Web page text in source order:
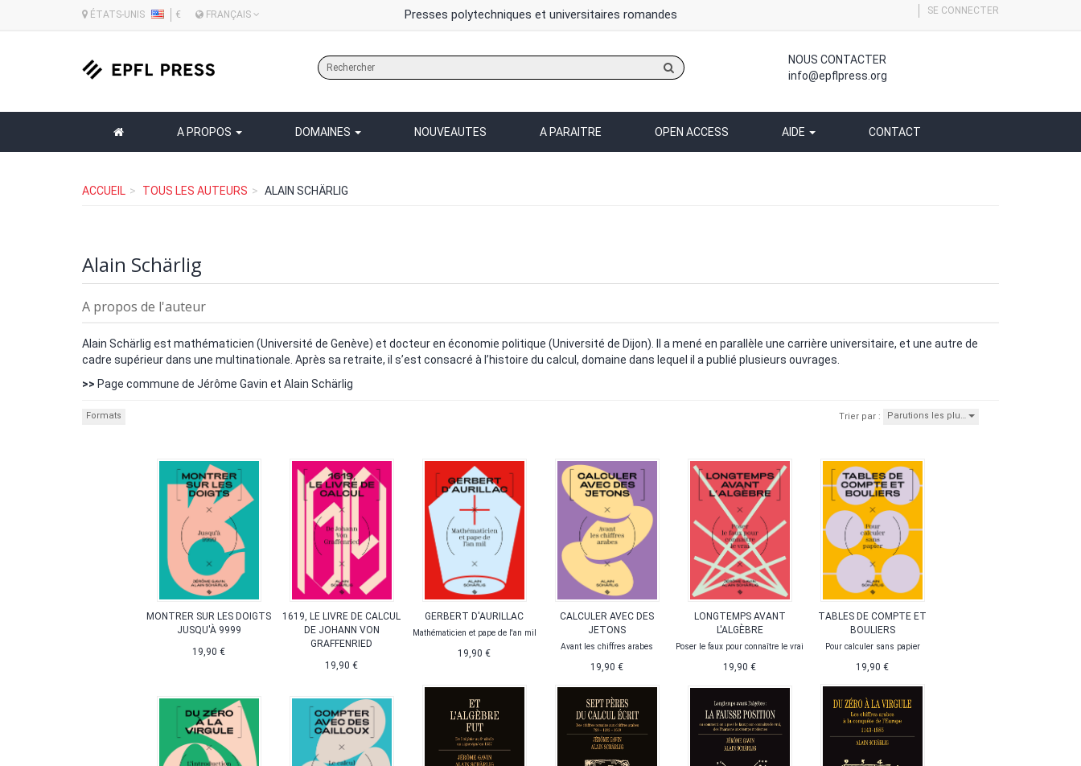
ÉTATS-UNIS € FRANÇAIS Presses polytechniques et universitaires romandes SE CONNECTER
sur
site
NOUS CONTACTER
info@epflpress.org
A PROPOS DOMAINES NOUVEAUTES A PARAITRE OPEN ACCESS AIDE CONTACT
ACCUEIL TOUS LES AUTEURS ALAIN SCHÄRLIG
Alain Schärlig
A propos de l'auteur
Alain Schärlig est mathématicien (Université de Genève) et docteur en économie politique (Université de Dijon). Il a mené en parallèle une carrière universitaire, et une autre de
cadre supérieur dans une multinationale. Après sa retraite, il s’est consacré à l’histoire du calcul, domaine dans lequel il a publié plusieurs ouvrages.
>> Page commune de Jérôme Gavin et Alain Schärlig
Formats Trier par : Parutions les plu…
MONTRER SUR LES DOIGTS
JUSQU'À 9999
19,90 €
1619, LE LIVRE DE CALCUL
DE JOHANN VON
GRAFFENRIED
19,90 €
GERBERT D'AURILLAC
Mathématicien et pape de l'an mil
19,90 €
CALCULER AVEC DES
JETONS
Avant les chiffres arabes
19,90 €
LONGTEMPS AVANT
L'ALGÈBRE
Poser le faux pour connaître le vrai
19,90 €
TABLES DE COMPTE ET
BOULIERS
Pour calculer sans papier
19,90 €